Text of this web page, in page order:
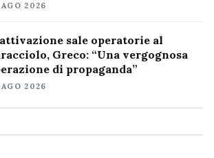
2026
sale operatorie al
Greco: “Una vergognosa
di propaganda”
2026